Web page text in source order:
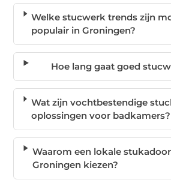
Welke stucwerk trends zijn
populair in Groningen?
Hoe lang gaat goed
Wat zijn vochtbestendige
oplossingen voor badkamers?
Waarom een lokale
Groningen kiezen?